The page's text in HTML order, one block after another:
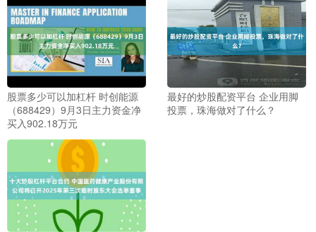
股票多少可以加杠杆 时创能源
（688429）9月3日主力资金净
买入902.18万元
最好的炒股配资平台 企业用脚
投票，珠海做对了什么？